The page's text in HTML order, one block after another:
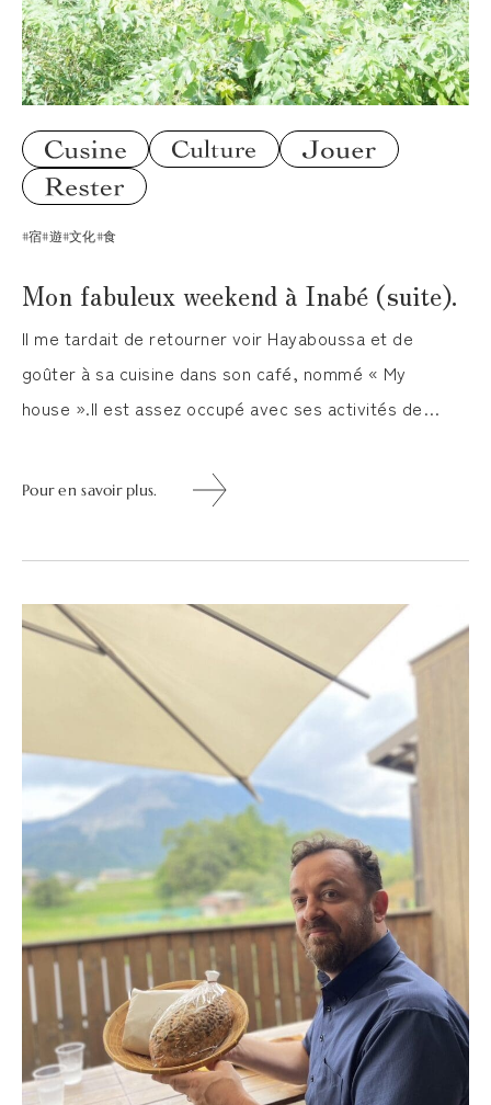
#宿#遊#文化#食
Mon fabuleux weekend à Inabé (suite).
Il me tardait de retourner voir Hayaboussa et de
goûter à sa cuisine dans son café, nommé « My
house ».Il est assez occupé avec ses activités de
café est fermé du jeudi au samedi. Il est préférable de
réserver, ce que je fis pour le dimanche qui...
Pour en savoir plus.